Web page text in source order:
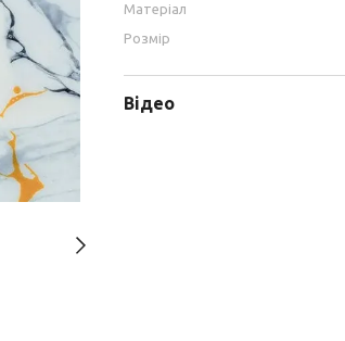
Матеріал
Розмір
Відео